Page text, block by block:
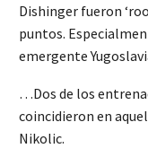
Dishinger fueron
puntos.
emergente
…Dos de los
coincidieron en
Nikolic.